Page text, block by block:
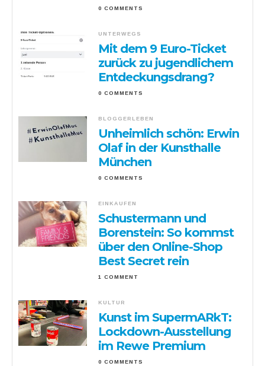
0 COMMENTS
UNTERWEGS
Mit dem 9 Euro-Ticket
zurück zu jugendlichem
Entdeckungsdrang?
0 COMMENTS
BLOGGERLEBEN
Unheimlich schön: Erwin
Olaf in der Kunsthalle
München
0 COMMENTS
EINKAUFEN
Schustermann und
Borenstein: So kommst
über den Online-Shop
Best Secret rein
1 COMMENT
KULTUR
Kunst im SupermARkT:
Lockdown-Ausstellung
im Rewe Premium
0 COMMENTS